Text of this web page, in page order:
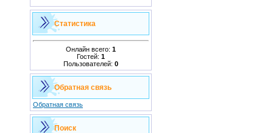
Статистика
Онлайн всего: 1
Гостей: 1
Пользователей: 0
Обратная связь
Обратная связь
Поиск